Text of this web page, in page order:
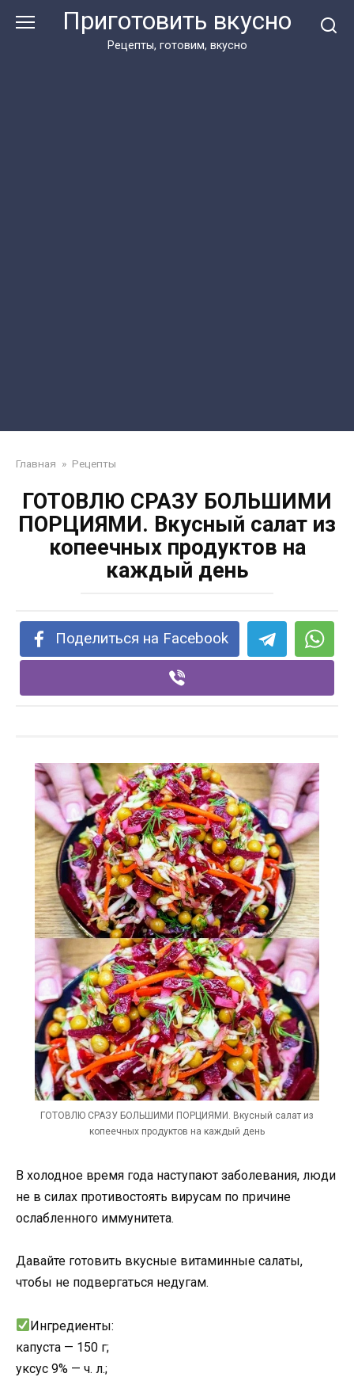
Приготовить вкусно
Рецепты, готовим, вкусно
Главная » Рецепты
ГОТОВЛЮ СРАЗУ БОЛЬШИМИ
ПОРЦИЯМИ. Вкусный салат из
копеечных продуктов на
каждый день
Поделиться на Facebook
ГОТОВЛЮ СРАЗУ БОЛЬШИМИ ПОРЦИЯМИ. Вкусный салат из
копеечных продуктов на каждый день
В холодное время года наступают заболевания, люди
не в силах противостоять вирусам по причине
ослабленного иммунитета.
Давайте готовить вкусные витаминные салаты,
чтобы не подвергаться недугам.
Ингредиенты:
капуста — 150 г;
уксус 9% — ч. л.;